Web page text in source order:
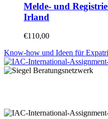
Melde- und
Irland
€110,00
Know-how und Ideen für